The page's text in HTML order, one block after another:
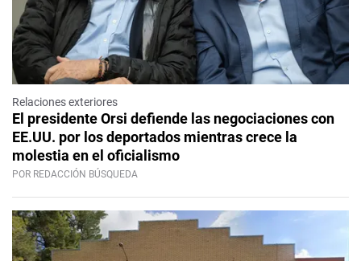
Relaciones exteriores
El presidente Orsi defiende las negociaciones con
EE.UU. por los deportados mientras crece la
molestia en el oficialismo
POR REDACCIÓN BÚSQUEDA